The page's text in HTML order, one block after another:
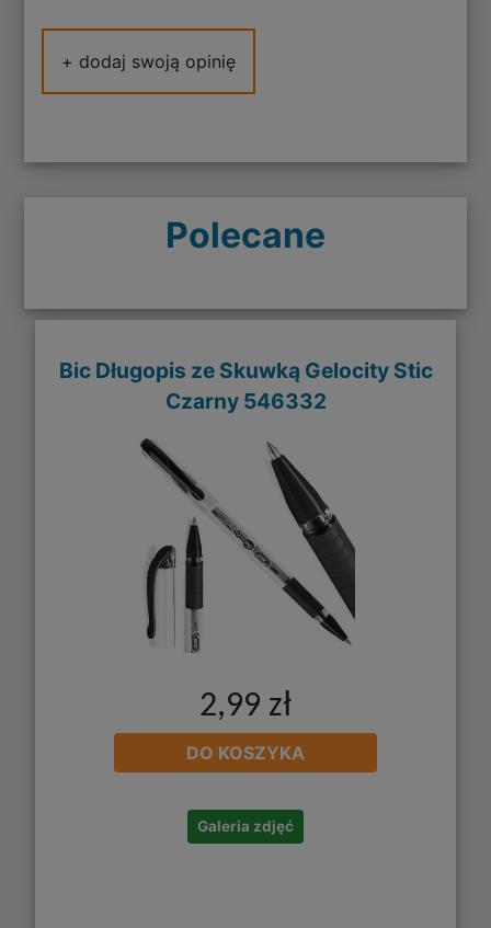
+ dodaj swoją opinię
Polecane
Bic Długopis ze Skuwką Gelocity Stic
Czarny 546332
2,99 zł
DO KOSZYKA
Galeria zdjęć